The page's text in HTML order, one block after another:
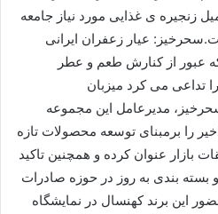
زنجیره ی غذایی مورد نیاز جامعه
عیار زعفران ایرانی
ای که عبور از کنارش طعم و عطر
تداعی می کرد میزبان
سحرخیز، مدیرعامل این مجموعه
را برمبنای توسعه محصولات تازه
بازار عنوان کرده و همچنین تاکید
بسته بندی به روز در حوزه صادرات
این برند کهنسال در نمایشگاه